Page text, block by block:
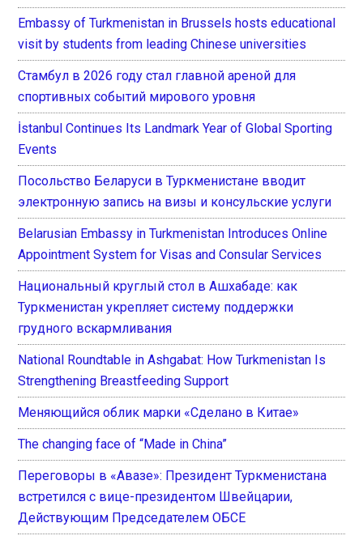
Embassy of Turkmenistan in Brussels hosts educational
visit by students from leading Chinese universities
Стамбул в 2026 году стал главной ареной для
спортивных событий мирового уровня
İstanbul Continues Its Landmark Year of Global Sporting
Events
Посольство Беларуси в Туркменистане вводит
электронную запись на визы и консульские услуги
Belarusian Embassy in Turkmenistan Introduces Online
Appointment System for Visas and Consular Services
Национальный круглый стол в Ашхабаде: как
Туркменистан укрепляет систему поддержки
грудного вскармливания
National Roundtable in Ashgabat: How Turkmenistan Is
Strengthening Breastfeeding Support
Меняющийся облик марки «Сделано в Китае»
The changing face of “Made in China”
Переговоры в «Авазе»: Президент Туркменистана
встретился с вице-президентом Швейцарии,
Действующим Председателем ОБСЕ